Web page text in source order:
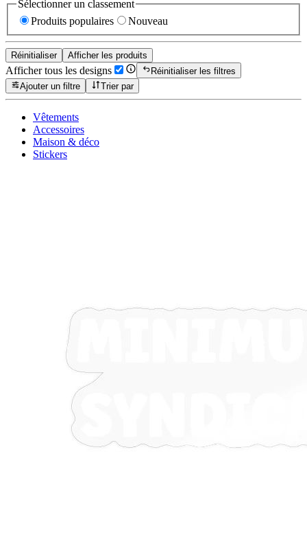
Sélectionner un classement
Produits populaires
Nouveau
Réinitialiser Afficher les produits
Afficher tous les designs
Réinitialiser les filtres
Ajouter un filtre
Trier par
Vêtements
Accessoires
Maison & déco
Stickers